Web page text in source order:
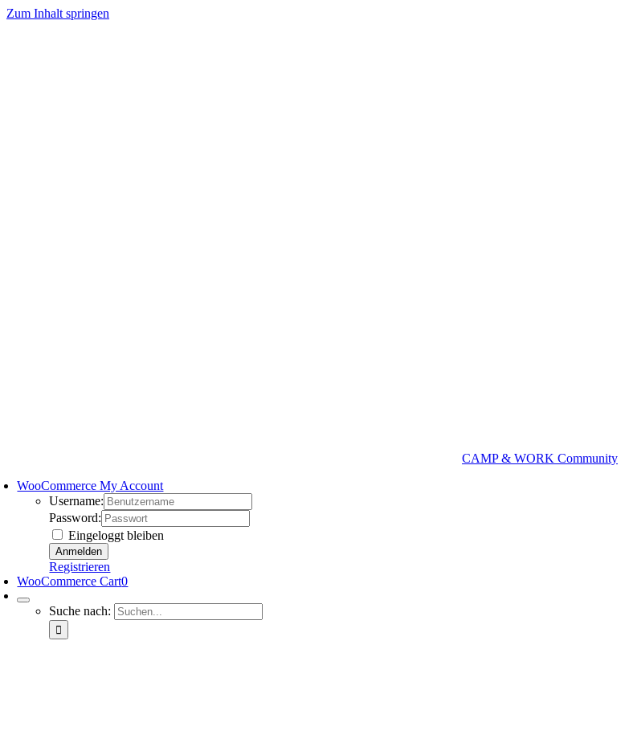
Zum Inhalt springen
CAMP & WORK Community
WooCommerce My Account
Username:
Password:
Eingeloggt bleiben
Registrieren
WooCommerce Cart0
Suche nach: